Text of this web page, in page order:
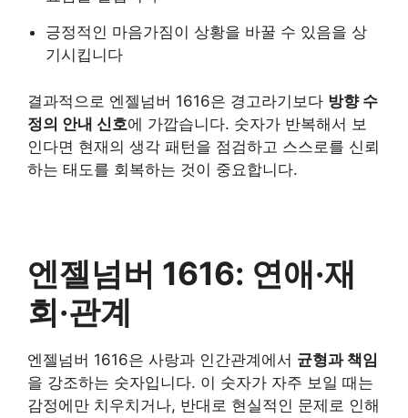
긍정적인 마음가짐이 상황을 바꿀 수 있음을 상
기시킵니다
결과적으로 엔젤넘버 1616은 경고라기보다 방향 수
정의 안내 신호에 가깝습니다. 숫자가 반복해서 보
인다면 현재의 생각 패턴을 점검하고 스스로를 신뢰
하는 태도를 회복하는 것이 중요합니다.
엔젤넘버 1616: 연애·재
회·관계
엔젤넘버 1616은 사랑과 인간관계에서 균형과 책임
을 강조하는 숫자입니다. 이 숫자가 자주 보일 때는
감정에만 치우치거나, 반대로 현실적인 문제로 인해